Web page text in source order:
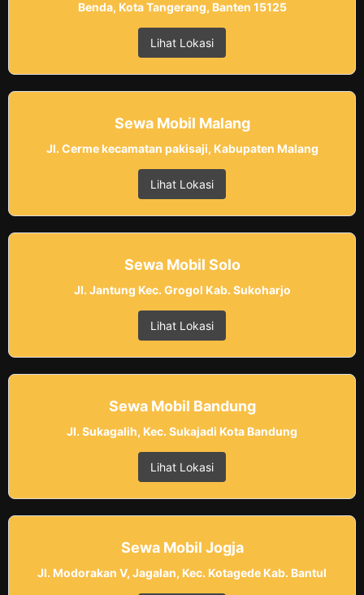
Benda, Kota Tangerang, Banten 15125
Lihat Lokasi
Sewa Mobil Malang
Jl. Cerme kecamatan pakisaji, Kabupaten Malang
Lihat Lokasi
Sewa Mobil Solo
Jl. Jantung Kec. Grogol Kab. Sukoharjo
Lihat Lokasi
Sewa Mobil Bandung
Jl. Sukagalih, Kec. Sukajadi Kota Bandung
Lihat Lokasi
Sewa Mobil Jogja
Jl. Modorakan V, Jagalan, Kec. Kotagede Kab. Bantul